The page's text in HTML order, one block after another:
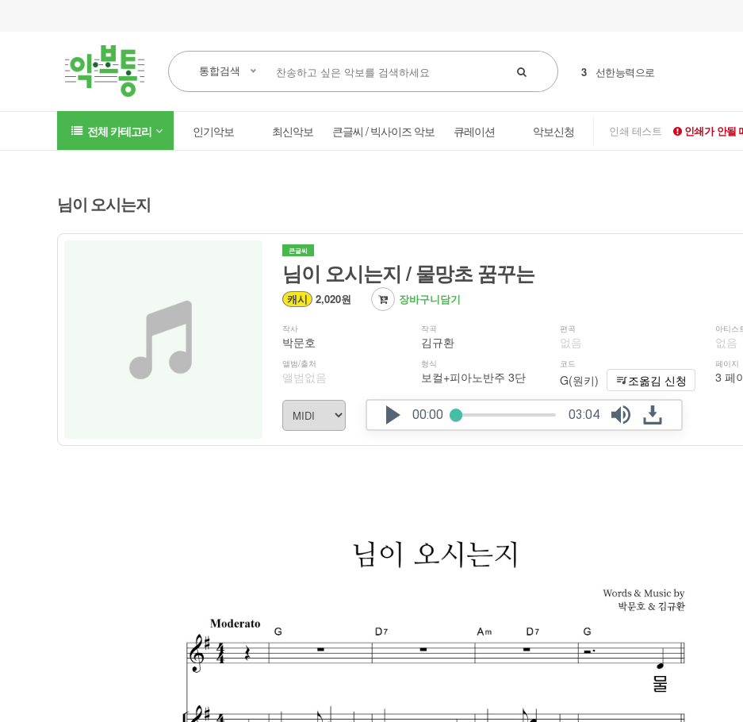
통합검색 3 선한능력으로
전체 카테고리 인기악보 최신악보 큰글씨 / 빅사이즈 악보 큐레이션 악보신청 인쇄 테스트 인쇄가 안될
님이 오시는지
큰글씨
님이 오시는지 / 물망초 꿈꾸는
캐시 2,020원 장바구니담기
작사
박문호
앨범/출처
앨범없음
작곡
김규환
형식
보컬+피아노반주 3단
편곡
없음
코드
G(원키) 조옮김 신청
아티스
없음
페이지
3 페
00:00 03:04